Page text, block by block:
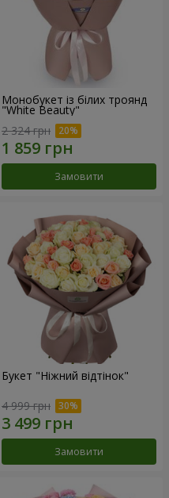
Монобукет із білих троянд
"White Beauty"
2 324 грн
Замовити
Букет "Ніжний відтінок"
4 999 грн
Замовити